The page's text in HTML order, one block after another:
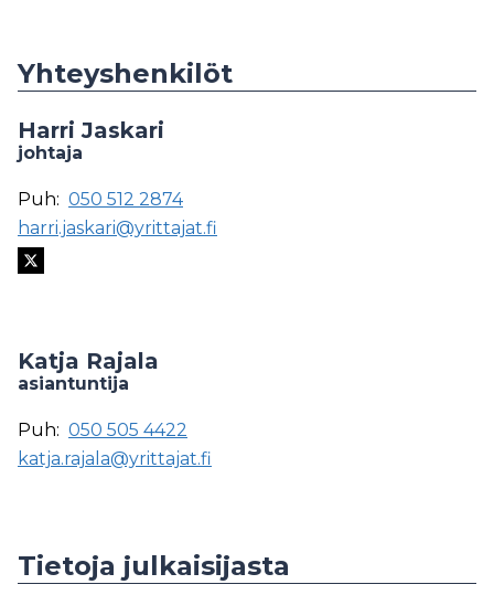
Yhteyshenkilöt
Harri Jaskari
johtaja
Puh: 050 512 2874
harri.jaskari@yrittajat.fi
Katja Rajala
asiantuntija
Puh: 050 505 4422
katja.rajala@yrittajat.fi
Tietoja julkaisijasta